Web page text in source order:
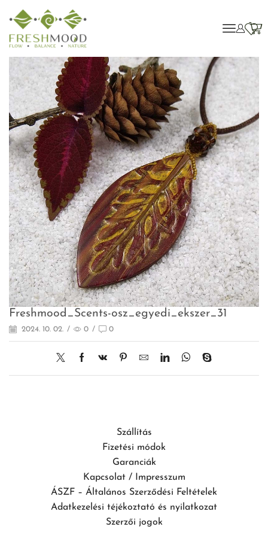
Freshmood_Scents-osz_egyedi_ekszer_31
2024. 10. 02. / 0 / 0
Szállítás
Fizetési módok
Garanciák
Kapcsolat / Impresszum
ÁSZF – Általános Szerződési Feltételek
Adatkezelési téjékoztató és nyilatkozat
Szerzői jogok